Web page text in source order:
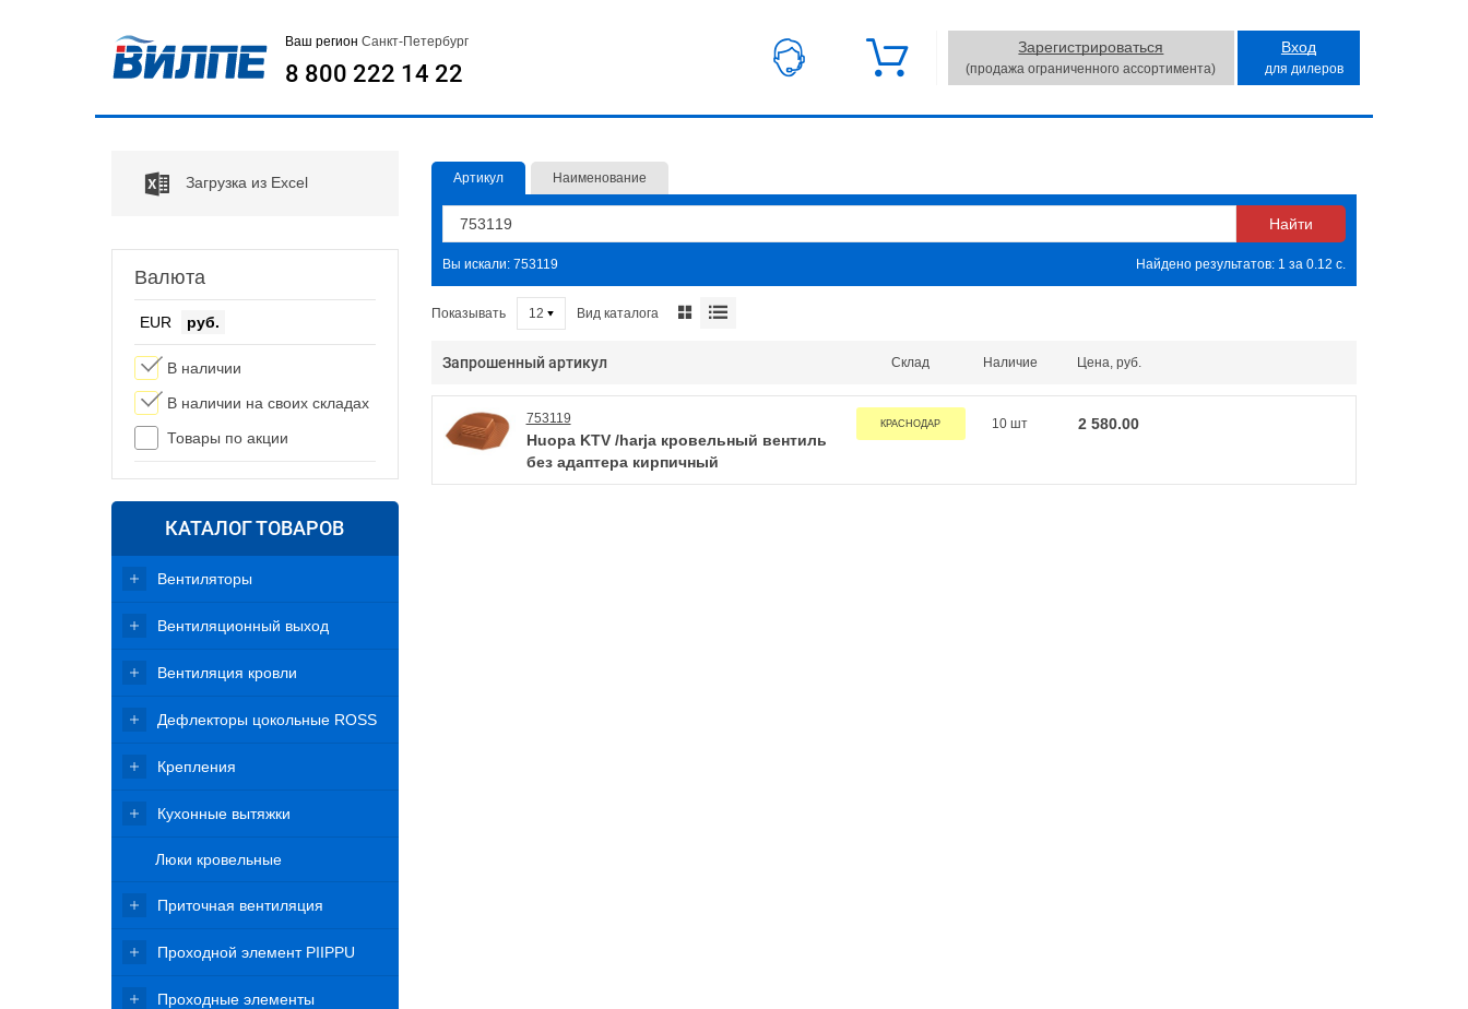
Ваш регион Санкт-Петербург
8 800 222 14 22
Зарегистрироваться
(продажа ограниченного ассортимента)
Вход
для дилеров
Загрузка из Excel
Валюта
EUR руб.
В наличии
В наличии на своих складах
Товары по акции
КАТАЛОГ ТОВАРОВ
Вентиляторы
Вентиляционный выход
Вентиляция кровли
Дефлекторы цокольные ROSS
Крепления
Кухонные вытяжки
Люки кровельные
Приточная вентиляция
Проходной элемент PIIPPU
Проходные элементы
Артикул Наименование
Вы искали: 753119 Найдено результатов: 1 за 0.12 с.
Показывать 12 Вид каталога
Запрошенный артикул Склад Наличие Цена, руб.
753119
Huopa KTV /harja кровельный вентиль
без адаптера кирпичный
КРАСНОДАР 10 шт 2 580.00